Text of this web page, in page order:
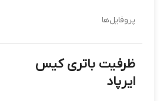
پروفایل‌ها
ظرفیت باتری کیس
ایرپاد